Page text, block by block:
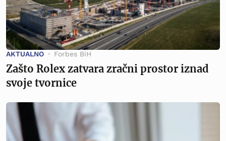
AKTUALNO Forbes BiH
Zašto Rolex zatvara zračni prostor iznad
svoje tvornice